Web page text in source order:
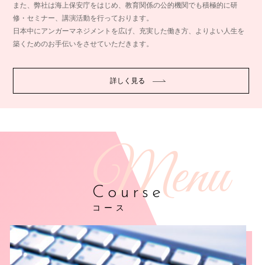
また、弊社は海上保安庁をはじめ、教育関係の公的機関でも積極的に研
修・セミナー、講演活動を行っております。
日本中にアンガーマネジメントを広げ、充実した働き方、よりよい人生を
築くためのお手伝いをさせていただきます。
詳しく見る
Course
コース